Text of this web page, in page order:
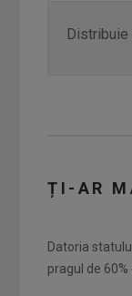
Distribuie
ȚI-AR
Datoria
pragul de